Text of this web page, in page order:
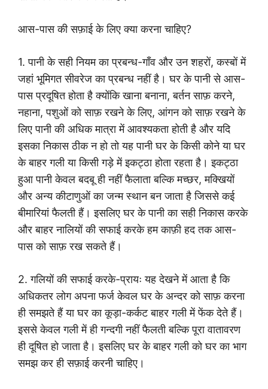
आस-पास की सफ़ाई के लिए क्या करना चाहिए?
1. पानी के सही नियम का प्रबन्ध-गाँव और उन शहरों, कस्बों में
जहां भूमिगत सीवरेज का प्रबन्ध नहीं है। घर के पानी से आस-
पास प्रदूषित होता है क्योंकि खाना बनाना, बर्तन साफ़ करने,
नहाना, पशुओं को साफ़ रखने के लिए, आंगन को साफ़ रखने के
लिए पानी की अधिक मात्रा में आवश्यकता होती है और यदि
इसका निकास ठीक न हो तो यह पानी घर के किसी कोने या घर
के बाहर गली या किसी गड़े में इकट्ठा होता रहता है। इकट्ठा
हुआ पानी केवल बदबू ही नहीं फैलाता बल्कि मच्छर, मक्खियों
और अन्य कीटाणुओं का जन्म स्थान बन जाता है जिससे कई
बीमारियां फैलती हैं। इसलिए घर के पानी का सही निकास करके
और बाहर नालियों की सफाई करके हम काफ़ी हद तक आस-
पास को साफ़ रख सकते हैं।
2. गलियों की सफाई करके-प्रायः यह देखने में आता है कि
अधिकतर लोग अपना फर्ज केवल घर के अन्दर को साफ़ करना
ही समझते हैं या घर का कूड़ा-कर्कट बाहर गली में फेंक देते हैं।
इससे केवल गली में ही गन्दगी नहीं फैलती बल्कि पूरा वातावरण
ही दूषित हो जाता है। इसलिए घर के बाहर गली को घर का भाग
समझ कर ही सफ़ाई करनी चाहिए।